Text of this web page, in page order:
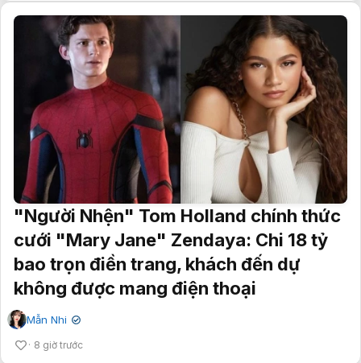
"Người Nhện" Tom Holland chính thức
cưới "Mary Jane" Zendaya: Chi 18 tỷ
bao trọn điền trang, khách đến dự
không được mang điện thoại
Mẫn Nhi ✔
8 giờ trước